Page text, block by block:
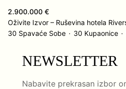
2.900.000 €
30 Spavaće Sobe
30 Kupaonice
NEWSLETTER
Nabavite prekrasan izbor